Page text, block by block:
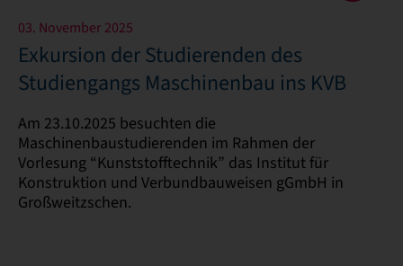
03. November 2025
Exkursion der Studierenden des
Studiengangs Maschinenbau ins KVB
Am 23.10.2025 besuchten die
Maschinenbaustudierenden im Rahmen der
Vorlesung “Kunststofftechnik” das Institut für
Konstruktion und Verbundbauweisen gGmbH in
Großweitzschen.